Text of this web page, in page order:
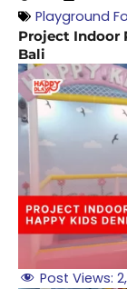
Playground
Project Indoor
Bali
Post Views: